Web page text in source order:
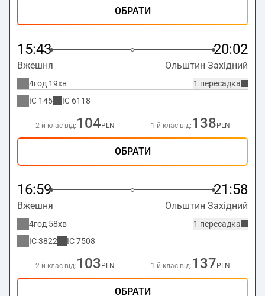
ОБРАТИ
15:43 20:02
Вжешня Ольштин Західний
1 пересадка
4год 19хв
IC 145 IC 6118
2-й клас від: 104 PLN 1-й клас від: 138 PLN
ОБРАТИ
16:59 21:58
Вжешня Ольштин Західний
1 пересадка
4год 58хв
IC3822 IC7508
2-й клас від: 103 PLN 1-й клас від: 137 PLN
ОБРАТИ